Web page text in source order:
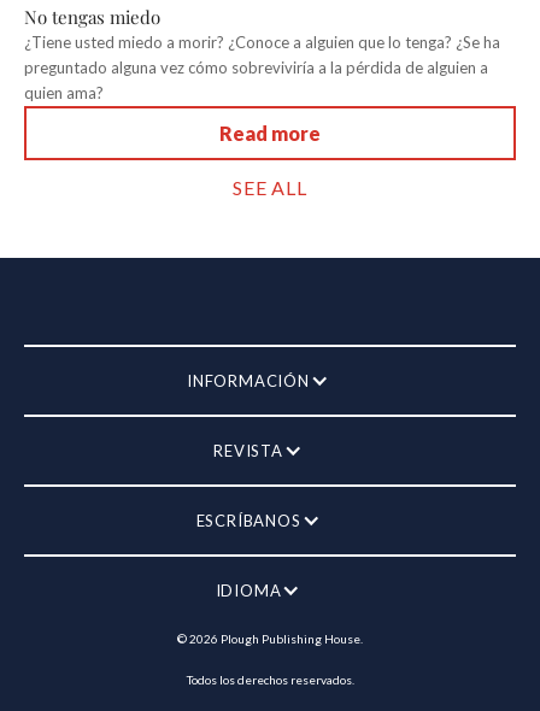
No tengas miedo
¿Tiene usted miedo a morir? ¿Conoce a alguien que lo tenga? ¿Se ha
preguntado alguna vez cómo sobreviviría a la pérdida de alguien a
quien ama?
Read more
SEE ALL
INFORMACIÓN
REVISTA
ESCRÍBANOS
IDIOMA
©2026 Plough Publishing House.
Todos los derechos reservados.